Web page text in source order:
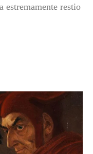
estremamente restio